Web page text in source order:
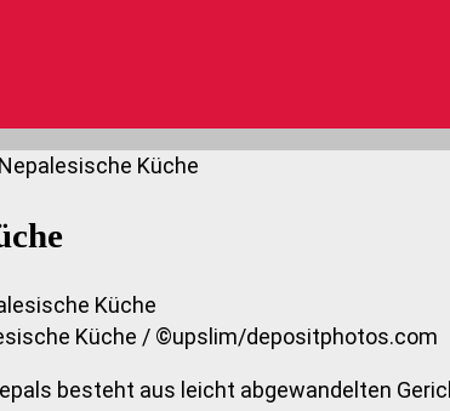
Nepalesische Küche
Küche / ©upslim/depositphotos.com
besteht aus leicht abgewandelten